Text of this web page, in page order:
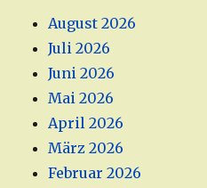
August 2026
Juli 2026
Juni 2026
Mai 2026
April 2026
März 2026
Februar 2026